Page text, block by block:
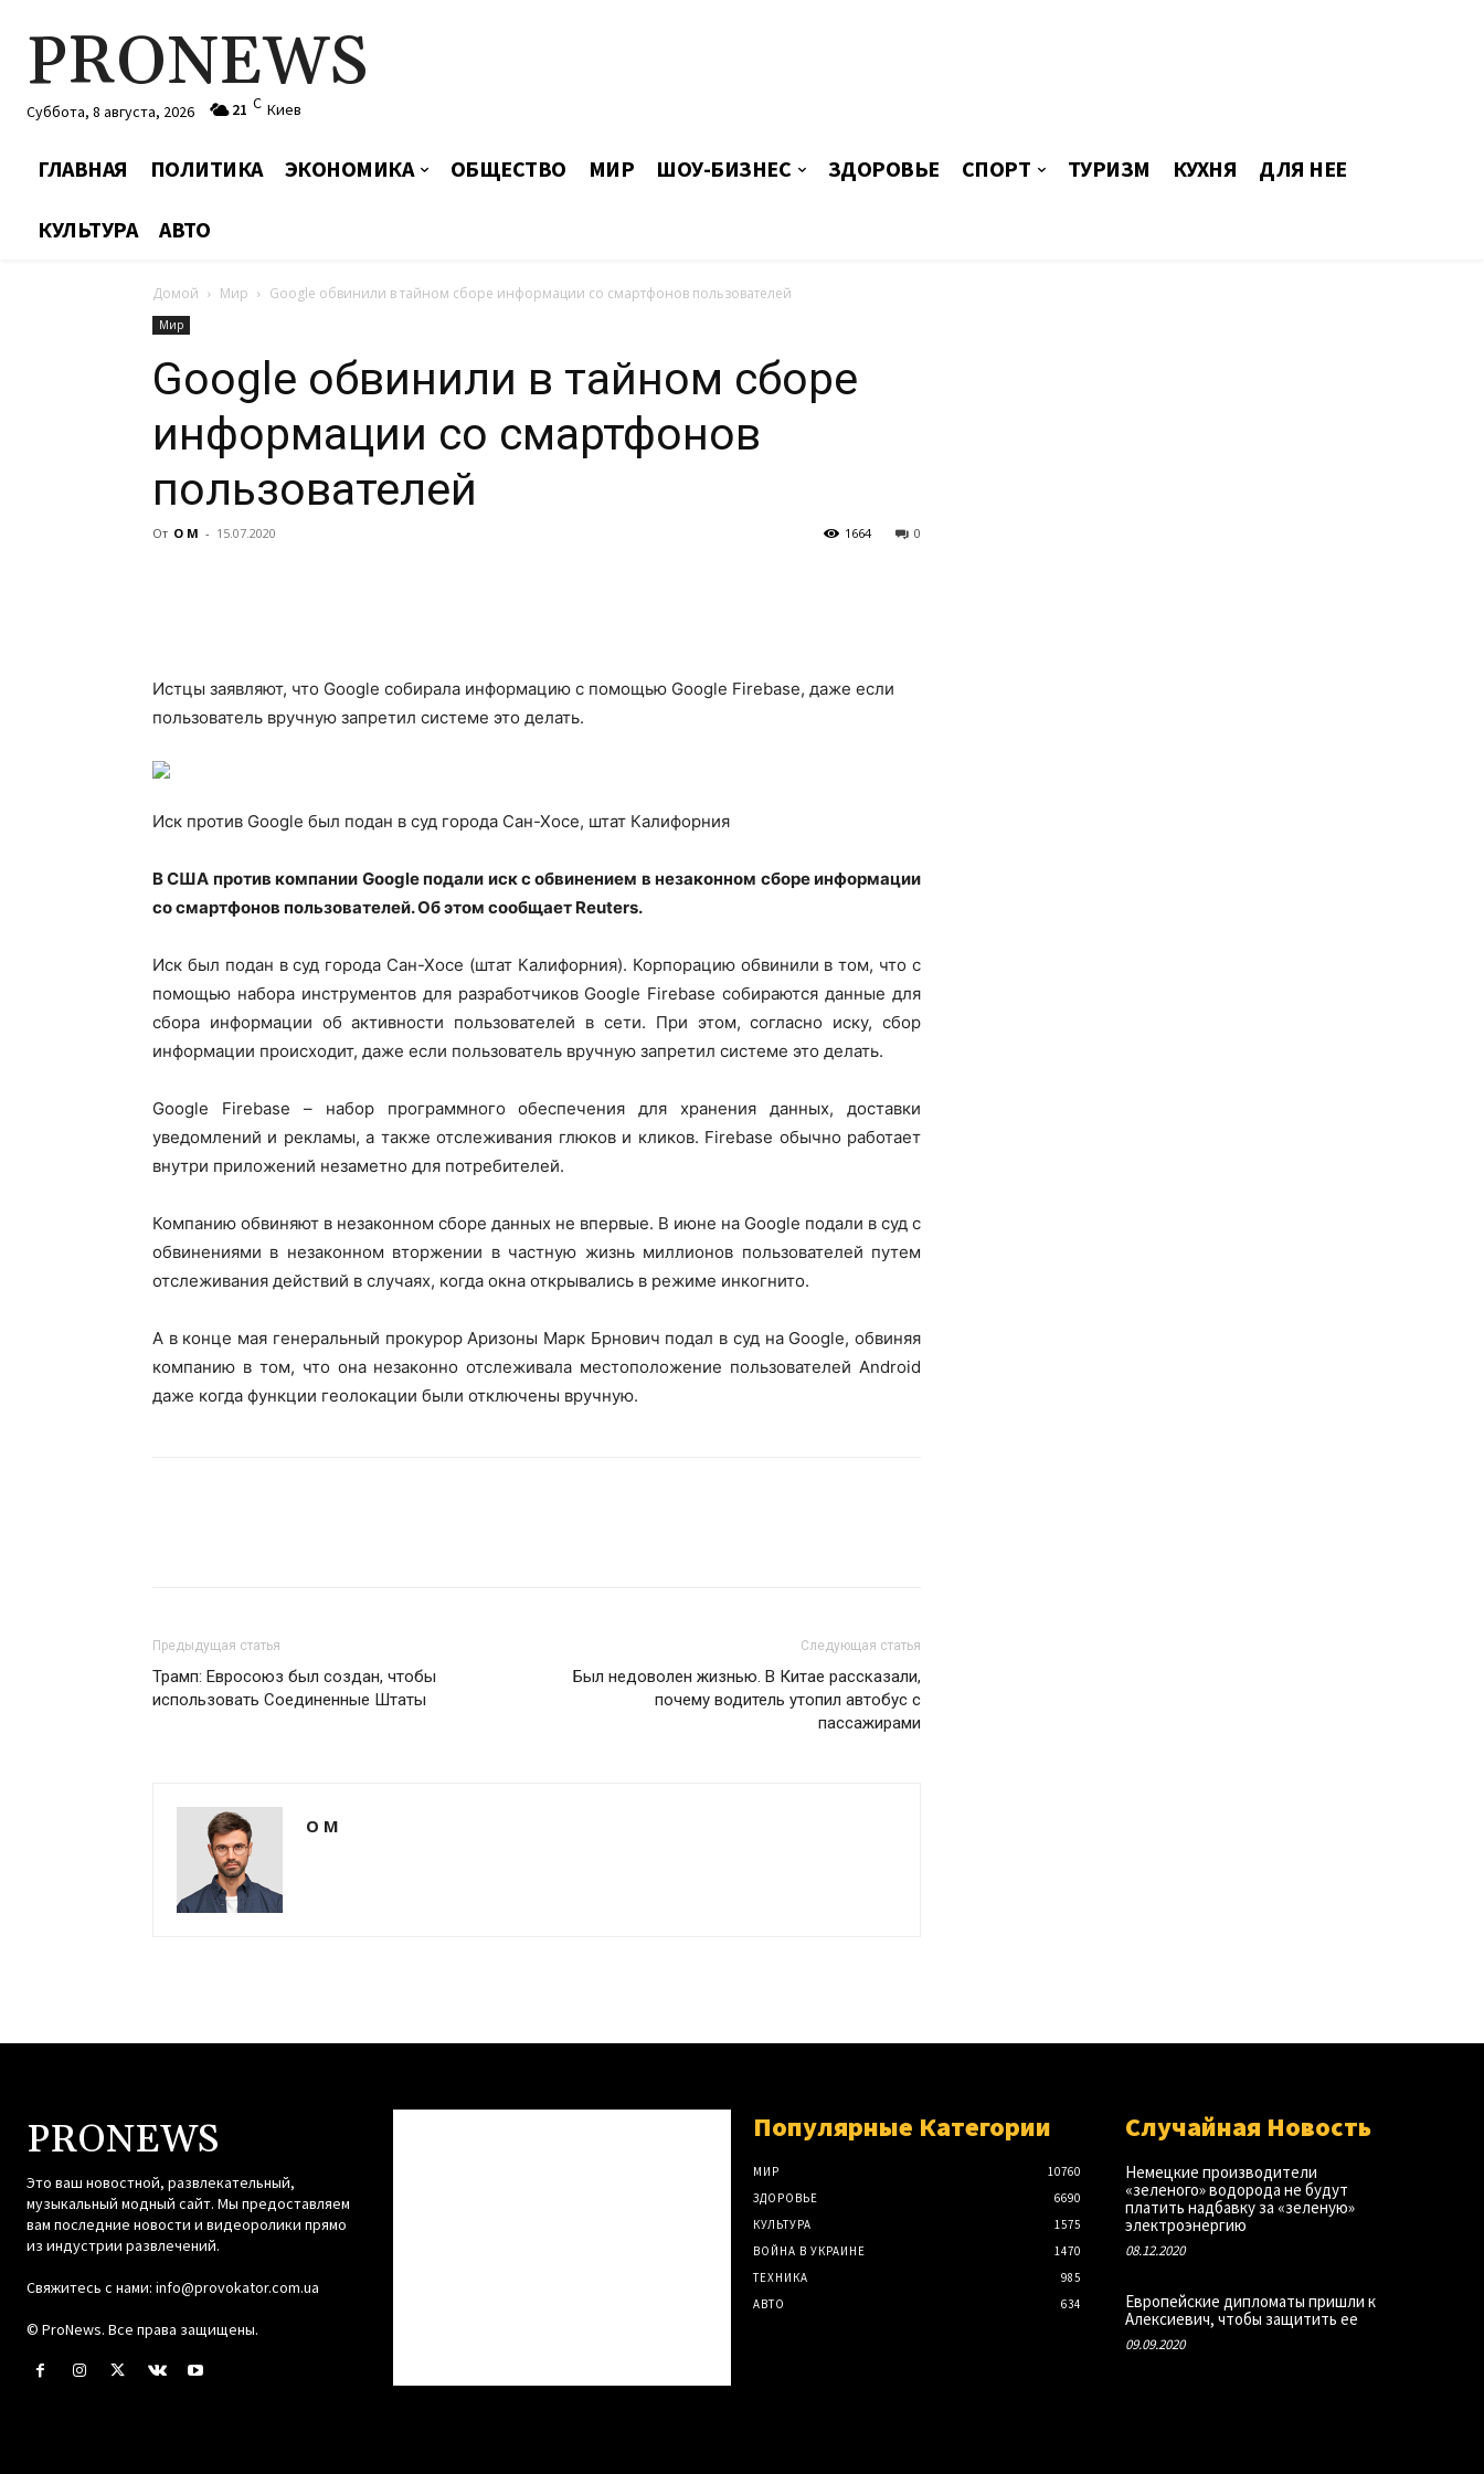
PRONEWS
Суббота, 8 августа, 2026 21 C Киев
ГЛАВНАЯ ПОЛИТИКА ЭКОНОМИКА ОБЩЕСТВО МИР ШОУ-БИЗНЕС ЗДОРОВЬЕ СПОРТ ТУРИЗМ КУХНЯ ДЛЯ НЕЕ
КУЛЬТУРА АВТО
Домой Мир Google обвинили в тайном сборе информации со смартфонов пользователей
Мир
Google обвинили в тайном сборе
информации со смартфонов
пользователей
От О М - 15.07.2020 0
1664
Истцы заявляют, что Google собирала информацию с помощью Google Firebase, даже если
пользователь вручную запретил системе это делать.
Иск против Google был подан в суд города Сан-Хосе, штат Калифорния
В США против компании Google подали иск с обвинением в незаконном сборе информации
со смартфонов пользователей. Об этом сообщает Reuters.
Иск был подан в суд города Сан-Хосе (штат Калифорния). Корпорацию обвинили в том, что с
помощью набора инструментов для разработчиков Google Firebase собираются данные для
сбора информации об активности пользователей в сети. При этом, согласно иску, сбор
информации происходит, даже если пользователь вручную запретил системе это делать.
Google Firebase – набор программного обеспечения для хранения данных, доставки
уведомлений и рекламы, а также отслеживания глюков и кликов. Firebase обычно работает
внутри приложений незаметно для потребителей.
Компанию обвиняют в незаконном сборе данных не впервые. В июне на Google подали в суд с
обвинениями в незаконном вторжении в частную жизнь миллионов пользователей путем
отслеживания действий в случаях, когда окна открывались в режиме инкогнито.
А в конце мая генеральный прокурор Аризоны Марк Брнович подал в суд на Google, обвиняя
компанию в том, что она незаконно отслеживала местоположение пользователей Android
даже когда функции геолокации были отключены вручную.
Предыдущая статья
Трамп: Евросоюз был создан, чтобы
использовать Соединенные Штаты
Следующая статья
Был недоволен жизнью. В Китае рассказали,
почему водитель утопил автобус с
пассажирами
О М
PRONEWS
Это ваш новостной, развлекательный,
музыкальный модный сайт. Мы предоставляем
вам последние новости и видеоролики прямо
из индустрии развлечений.
Свяжитесь с нами: info@provokator.com.ua
© ProNews. Все права защищены.
Популярные Категории
МИР
10760
ЗДОРОВЬЕ
6690
КУЛЬТУРА
1575
ВОЙНА В УКРАИНЕ
1470
ТЕХНИКА
985
АВТО
634
Случайная Новость
Немецкие производители
«зеленого» водорода не будут
платить надбавку за «зеленую»
электроэнергию
08.12.2020
Европейские дипломаты пришли к
Алексиевич, чтобы защитить ее
09.09.2020